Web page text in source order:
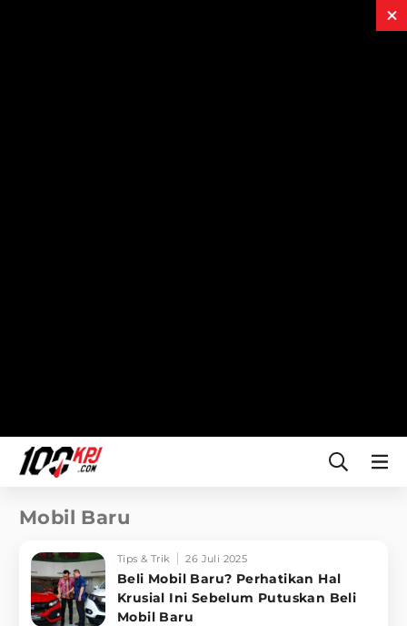
Mobil Baru
Tips & Trik 26 Juli 2025
Beli Mobil Baru? Perhatikan Hal
Krusial Ini Sebelum Putuskan Beli
Mobil Baru